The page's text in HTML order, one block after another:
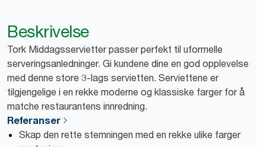
Beskrivelse
Tork Middagsservietter passer perfekt til uformelle
serveringsanledninger. Gi kundene dine en god opplevelse
med denne store 3-lags servietten. Serviettene er
tilgjengelige i en rekke moderne og klassiske farger for å
matche restaurantens innredning.
Referanser
Skap den rette stemningen med en rekke ulike farger